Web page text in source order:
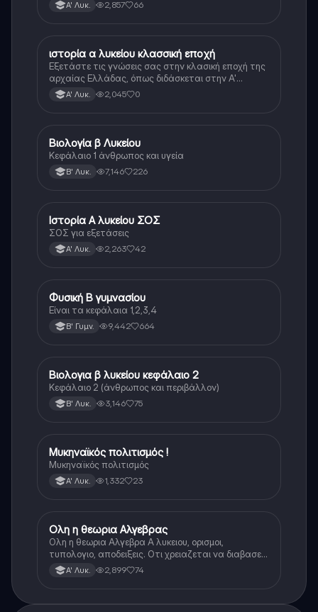
Α' Λυκ. 2,857 66
Ιστορία
ιστορία α λυκείου κλασσική εποχή
Εξετάστε τις γνώσεις σας στην κλασική εποχή της
αρχαίας Ελλάδας, όπως διδάσκεται στην Α'
Λυκείου.Α' Λυκ. 2,045 0
Βιολογία
Βιολογία β Λυκείου
Κεφάλαιο 1 άνθρωπος και υγεία
Β' Λυκ. 7,146 226
Ιστορία
Ιστορία Α λυκείου ΣΟΣ
ΣΟΣ για εξετάσεις
Α' Λυκ. 2,263 42
Φυσική
Φυσική Β γυμνασίου
Είναι τα κεφάλαια 1,2,3,4
Β' Γυμν. 9,442 664
Βιολογία
Βιολογια β λυκείου κεφάλαιο 2
Κεφάλαιο 2 (άνθρωπος και περιβάλλον)
Β' Λυκ. 3,146 75
Ιστορία
Μυκηναϊκός πολιτισμός !
Μυκηναϊκός πολιτισμός
Α' Λυκ. 1,332 23
Μαθηματικά
Ολη η θεωρια Αλγεβρας
Ολη η θεωρια Αλγεβρα Α λυκειου, ορισμοι,
τυπολογιο, αποδειξεις. Οτι χρειαζεται να διαβασεις
για το θεωρητικο κομματι της αλγεβρας.
Α' Λυκ. 2,899 74